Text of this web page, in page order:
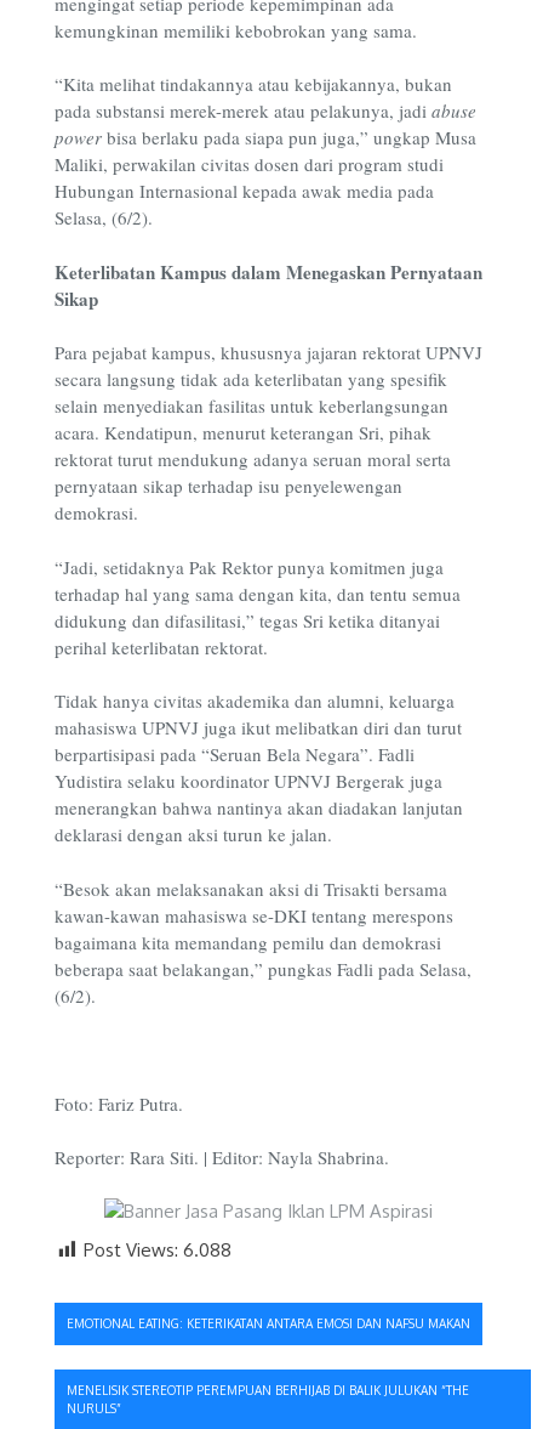
kemungkinan memiliki kebobrokan yang sama.
“Kita melihat tindakannya atau kebijakannya, bukan
pada substansi merek-merek atau pelakunya, jadi abuse
power bisa berlaku pada siapa pun juga,” ungkap Musa
Maliki, perwakilan civitas dosen dari program studi
Hubungan Internasional kepada awak media pada
Selasa, (6/2).
Keterlibatan Kampus dalam Menegaskan Pernyataan
Sikap
Para pejabat kampus, khususnya jajaran rektorat UPNVJ
secara langsung tidak ada keterlibatan yang spesifik
selain menyediakan fasilitas untuk keberlangsungan
acara. Kendatipun, menurut keterangan Sri, pihak
rektorat turut mendukung adanya seruan moral serta
pernyataan sikap terhadap isu penyelewengan
demokrasi.
“Jadi, setidaknya Pak Rektor punya komitmen juga
terhadap hal yang sama dengan kita, dan tentu semua
didukung dan difasilitasi,” tegas Sri ketika ditanyai
perihal keterlibatan rektorat.
Tidak hanya civitas akademika dan alumni, keluarga
mahasiswa UPNVJ juga ikut melibatkan diri dan turut
berpartisipasi pada “Seruan Bela Negara”. Fadli
Yudistira selaku koordinator UPNVJ Bergerak juga
menerangkan bahwa nantinya akan diadakan lanjutan
deklarasi dengan aksi turun ke jalan.
“Besok akan melaksanakan aksi di Trisakti bersama
kawan-kawan mahasiswa se-DKI tentang merespons
bagaimana kita memandang pemilu dan demokrasi
beberapa saat belakangan,” pungkas Fadli pada Selasa,
(6/2).
Foto: Fariz Putra.
Reporter: Rara Siti. | Editor: Nayla Shabrina.
Post Views: 6.088
Navigasi
pos
EMOTIONAL EATING: KETERIKATAN ANTARA EMOSI DAN NAFSU MAKAN
MENELISIK STEREOTIP PEREMPUAN BERHIJAB DI BALIK JULUKAN “THE
NURULS”